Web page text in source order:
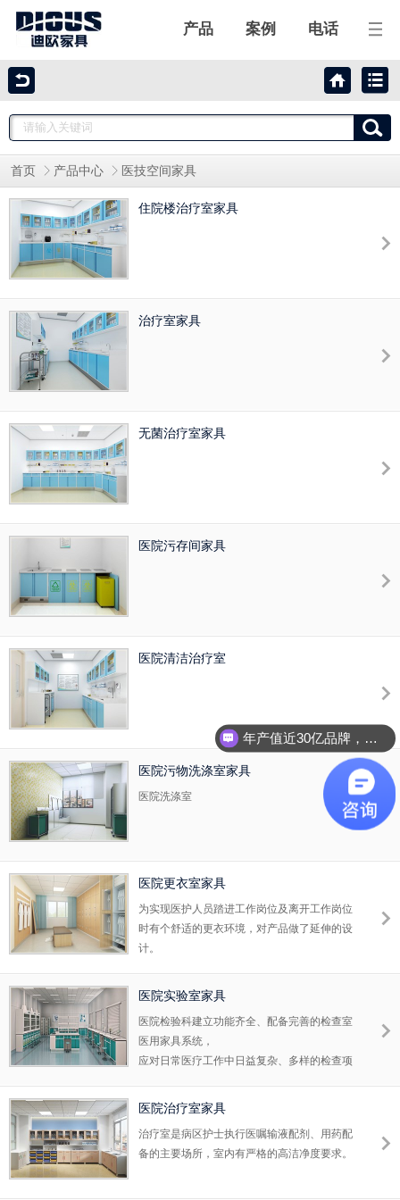
产品 案例 电话
迪欧产品
工程案例
联系我们
首页 产品中心 医技空间家具
住院楼治疗室家具
治疗室家具
无菌治疗室家具
医院污存间家具
医院清洁治疗室
医院污物洗涤室家具
医院洗涤室
医院更衣室家具
为实现医护人员踏进工作岗位及离开工作岗位
时有个舒适的更衣环境，对产品做了延伸的设
计。
医院实验室家具
医院检验科建立功能齐全、配备完善的检查室
医用家具系统，
应对日常医疗工作中日益复杂、多样的检查项
医院治疗室家具
治疗室是病区护士执行医嘱输液配剂、用药配
备的主要场所，室内有严格的高洁净度要求。
年产值近30亿品牌，全国2000多网点，免费量尺，包运输安装